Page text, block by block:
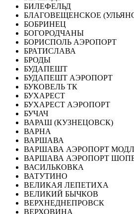
БИЛЕФЕЛЬД
БЛАГОВЕЩЕНСКОЕ
БОБРИНЕЦ
БОГОРОДЧАНЫ
БОРИСПОЛЬ АЭРОПОРТ
БРАТИСЛАВА
БРОДЫ
БУДАПЕШТ
БУДАПЕШТ АЭРОПОРТ
БУКОВЕЛЬ ТК
БУХАРЕСТ
БУХАРЕСТ АЭРОПОРТ
БУЧАЧ
ВАРАШ (КУЗНЕЦОВСК)
ВАРНА
ВАРШАВА
ВАРШАВА АЭРОПОРТ
ВАРШАВА АЭРОПОРТ
ВАСИЛЬКОВКА
ВАТУТИНО
ВЕЛИКАЯ ЛЕПЕТИХА
ВЕЛИКИЙ БЫЧКОВ
ВЕРХНЕДНЕПРОВСК
ВЕРХОВИНА